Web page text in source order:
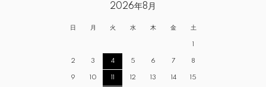
2026年8月
日 月 火 水 木 金 土
1
2 3 4 5 6 7 8
9 10 11 12 13 14 15